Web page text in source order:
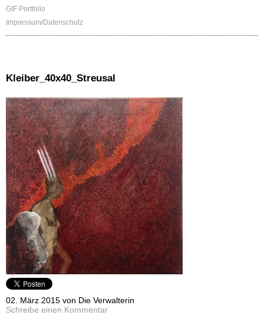
GIF Portfolio
Impressum/Datenschutz
Kleiber_40x40_Streusal
02. März 2015 von Die Verwalterin
Schreibe einen Kommentar